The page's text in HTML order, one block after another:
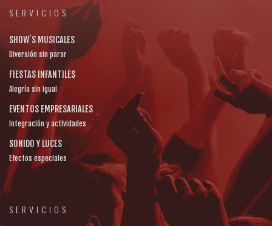
SERVICIOS
SHOW´S MUSICALES
Diversión sin parar
FIESTAS INFANTILES
Alegría sin igual
EVENTOS EMPRESARIALES
Integración y actividades
SONIDO Y LUCES
Efectos especiales
SERVICIOS